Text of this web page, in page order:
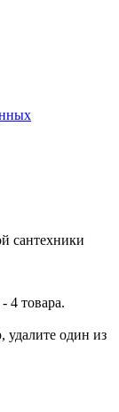
сантехники
4 товара.
удалите один из